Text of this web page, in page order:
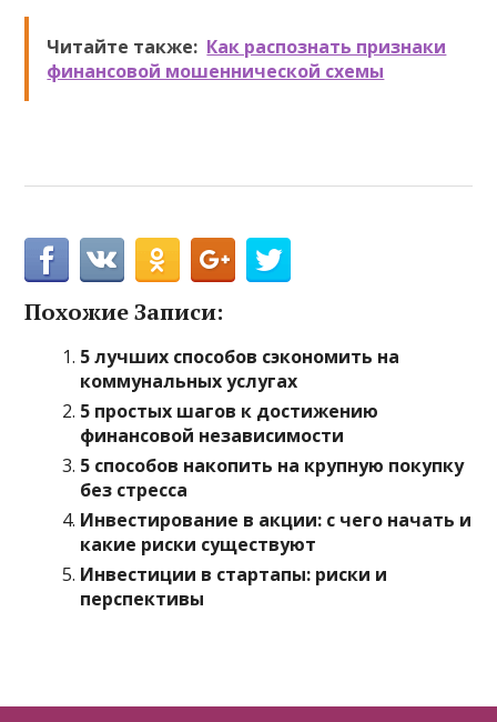
Читайте также: Как распознать признаки
финансовой мошеннической схемы
Похожие Записи:
5 лучших способов сэкономить на
коммунальных услугах
5 простых шагов к достижению
финансовой независимости
5 способов накопить на крупную покупку
без стресса
Инвестирование в акции: с чего начать и
какие риски существуют
Инвестиции в стартапы: риски и
перспективы